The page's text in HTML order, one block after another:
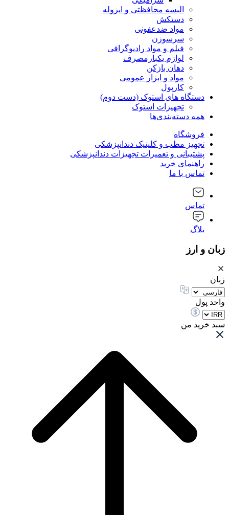
البسه محافظتی و ایزوله
دستکش
مواد ضدعفونی
سرسوزن
فیلم و مواد رادیوگرافی
لوازم یکبارمصرف
دهان بازکن
مواد و ابزار عمومی
کارپول
دستگاه های استوک (دست دوم)
تجهیزات استوک
همه دسته‌بندی‌ها
فروشگاه
تجهیز مطب و کلینیک دندانپزشکی
پشتیبانی و تعمیرات تجهیزات دندانپزشکی
راهنمای خرید
تماس با ما
تماس
بلاگ
زبان و ارز
زبان
واحد پول
سبد خرید من